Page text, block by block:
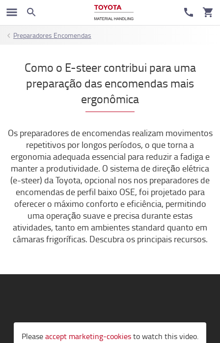
Preparadores Encomendas
Como o E-steer contribui para uma
preparação das encomendas mais
ergonômica
Os preparadores de encomendas realizam movimentos
repetitivos por longos períodos, o que torna a
ergonomia adequada essencial para reduzir a fadiga e
manter a produtividade. O sistema de direção elétrica
(e-steer) da Toyota, opcional nos nos preparadores de
encomendas de perfil baixo OSE, foi projetado para
oferecer o máximo conforto e eficiência, permitindo
uma operação suave e precisa durante estas
atividades, tanto em ambientes standard quanto em
câmaras frigoríficas. Descubra os principais recursos.
Pleaseaccept marketing-cookiesto watch this video.